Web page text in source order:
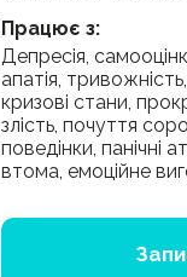
Працює з:
депресія, самооцінка та самоцінність,
апатія,
кризові стани,
злість, почуття
поведінки, панічні
втома, емоційне